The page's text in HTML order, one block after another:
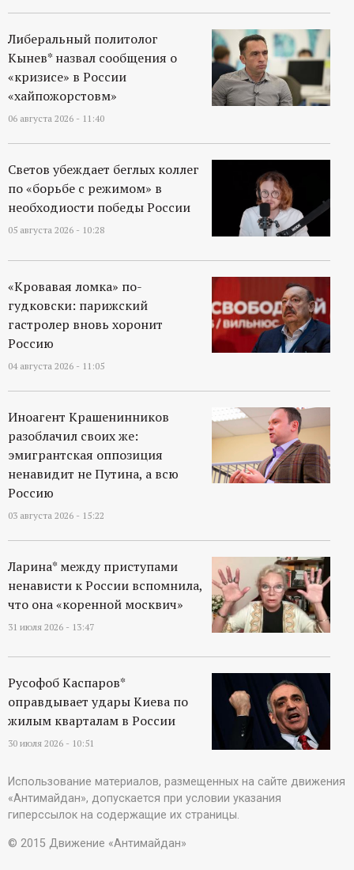
ы
й
п
о
р
т
л
Либеральный политолог
Кынев* назвал сообщения о
«кризисе» в России
«хайпожорстовм»
06 августа 2026 - 11:40
Светов убеждает беглых коллег
по «борьбе с режимом» в
необходиости победы России
05 августа 2026 - 10:28
«Кровавая ломка» по-
гудковски: парижский
гастролер вновь хоронит
Россию
04 августа 2026 - 11:05
Иноагент Крашенинников
разоблачил своих же:
эмигрантская оппозиция
ненавидит не Путина, а всю
Россию
03 августа 2026 - 15:22
Ларина* между приступами
ненависти к России вспомнила,
что она «коренной москвич»
31 июля 2026 - 13:47
Русофоб Каспаров*
оправдывает удары Киева по
жилым кварталам в России
30 июля 2026 - 10:51
Использование материалов, размещенных на сайте движения
«Антимайдан», допускается при условии указания
гиперссылок на содержащие их страницы.
© 2015 Движение «Антимайдан»